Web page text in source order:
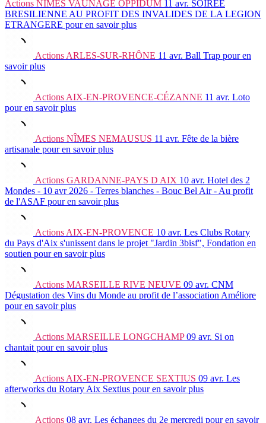
Actions NÎMES VAUNAGE OPPIDUM 11 avr. SOIREE
BRESILIENNE AU PROFIT DES INVALIDES DE LA LEGION
ETRANGERE pour en savoir plus
Actions ARLES-SUR-RHÔNE 11 avr. Ball Trap pour en
savoir plus
Actions AIX-EN-PROVENCE-CÉZANNE 11 avr. Loto
pour en savoir plus
Actions NÎMES NEMAUSUS 11 avr. Fête de la bière
artisanale pour en savoir plus
Actions GARDANNE-PAYS D AIX 10 avr. Hotel des 2
Mondes - 10 avr 2026 - Terres blanches - Bouc Bel Air - Au profit
de l'ASAF pour en savoir plus
Actions AIX-EN-PROVENCE 10 avr. Les Clubs Rotary
du Pays d'Aix s'unissent dans le projet "Jardin 3bisf", Fondation en
soutien pour en savoir plus
Actions MARSEILLE RIVE NEUVE 09 avr. CNM
Dégustation des Vins du Monde au profit de l’association Améliore
pour en savoir plus
Actions MARSEILLE LONGCHAMP 09 avr. Si on
chantait pour en savoir plus
Actions AIX-EN-PROVENCE SEXTIUS 09 avr. Les
afterworks du Rotary Aix Sextius pour en savoir plus
Actions 08 avr. Les échanges du 2e mercredi pour en savoir